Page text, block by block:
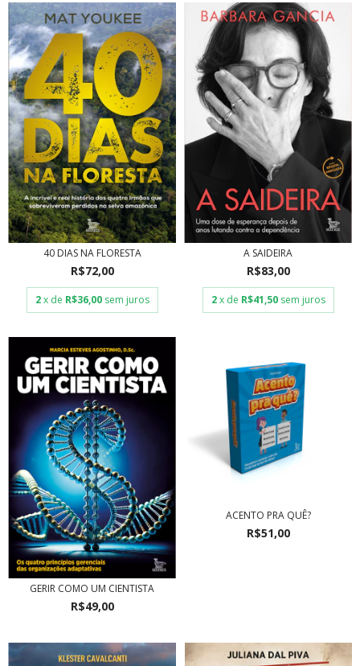
40 DIAS NA FLORESTA
R$72,00
2 x de R$36,00 sem juros
A SAIDEIRA
R$83,00
2 x de R$41,50 sem juros
GERIR COMO UM CIENTISTA
R$49,00
ACENTO PRA QUÊ?
R$51,00